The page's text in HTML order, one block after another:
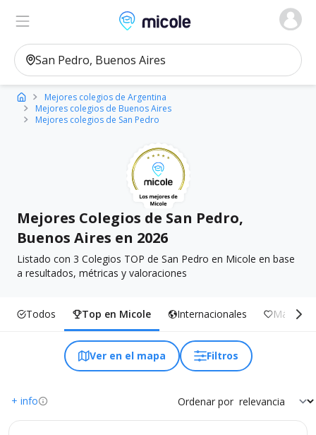
Micole, buscador de colegios
Ver en el mapa
Mejores colegios de Argentina
Mejores colegios de Buenos Aires
Mejores colegios de San Pedro
Mejores Colegios de San Pedro,
Buenos Aires en 2026
Listado con 3 Colegios TOP de San Pedro en Micole en base
a resultados, métricas y valoraciones
Todos Top en Micole Internacionales Más
Ver en el mapa Filtros
+ info Ordenar por